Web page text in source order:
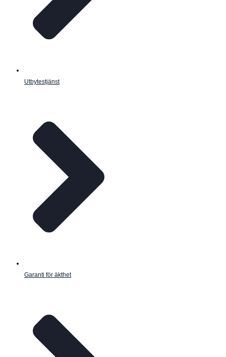
Utbytestjänst
Garanti för äkthet